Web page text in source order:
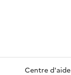
Centre d'aide